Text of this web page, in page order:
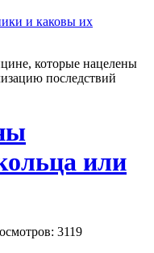
которые нацелены
последствий
или
3119